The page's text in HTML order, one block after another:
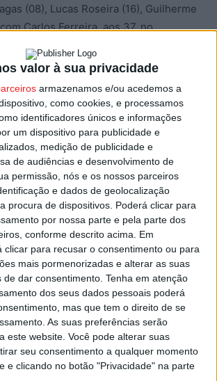
valor à sua privacidade
armazenamos e/ou acedemos a
como cookies, e processamos
identificadores únicos e informações
um dispositivo para publicidade e
medição de publicidade e
de audiências e desenvolvimento de
permissão, nós e os nossos parceiros
e dados de geolocalização
procura de dispositivos. Poderá clicar para
por nossa parte e pela parte dos
conforme descrito acima. Em
clicar para recusar o consentimento ou para
mais pormenorizadas e alterar as suas
dar consentimento. Tenha em atenção
dos seus dados pessoais poderá
mas que tem o direito de se
As suas preferências serão
este website. Você pode alterar suas
seu consentimento a qualquer momento
e clicando no botão "Privacidade" na parte
(08), Lucas Roseira (16), Guilherme
Carlos Ferreira, aos 37, no
Fontelo, dia 28 de julho em Viseu, a
do Benfica irá defrontar oVila Flor
uma das surpresas dos 16 avos
, um dos candidatos à conquista da
com um triunfo por 6-2.
para ouvir na Estação Diária –
emED Jornal
Pub
Viseu